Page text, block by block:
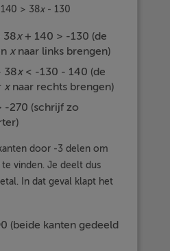
> 38x- 130
x+ 140 > -130 (de
xnaar links brengen)
38x< -130 - 140 (de
xnaar rechts brengen)
-270 (schrijf zo
door -3 delen om
te vinden. Je deelt dus
In dat geval klapt het
(beide kanten gedeeld